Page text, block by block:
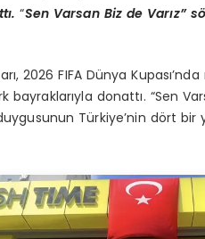
“Sen Varsan Biz de Varız”
2026 FIFA Dünya
bayraklarıyla donattı. “Sen
Türkiye’nin dört bir